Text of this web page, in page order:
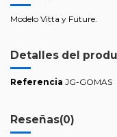
Modelo Vitta y Future.
Detalles del
Referencia JG-GOMAS
Reseñas(0)